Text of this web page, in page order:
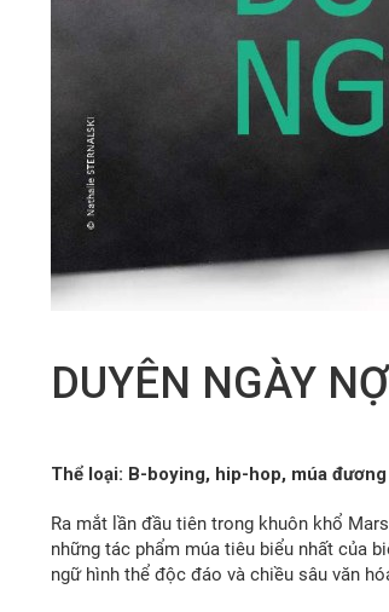
DUYÊN NGÀY
Thể loại: B-boying, hip-hop, múa
Ra mắt lần đầu tiên trong khuôn khổ
những tác phẩm múa tiêu biểu nhất của
ngữ hình thể độc đáo và chiều sâu văn